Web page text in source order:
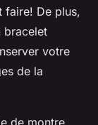
faire! De plus,
bracelet
votre
de la